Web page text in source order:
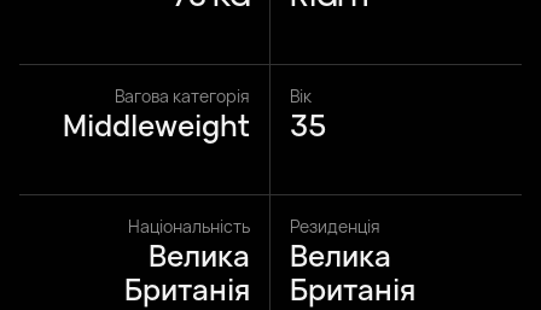
Вагова категорія
Middleweight
Вік
35
Національність
Велика
Британія
Резиденція
Велика
Британія